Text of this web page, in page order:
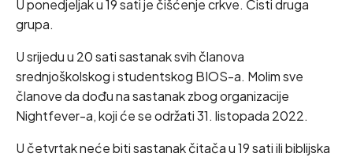
U ponedjeljak u 19 sati je čišćenje crkve. Čisti druga
grupa.
U srijedu u 20 sati sastanak svih članova
srednjoškolskog i studentskog BIOS-a. Molim sve
članove da dođu na sastanak zbog organizacije
Nightfever-a, koji će se održati 31. listopada 2022.
U četvrtak neće biti sastanak čitača u 19 sati ili biblijska